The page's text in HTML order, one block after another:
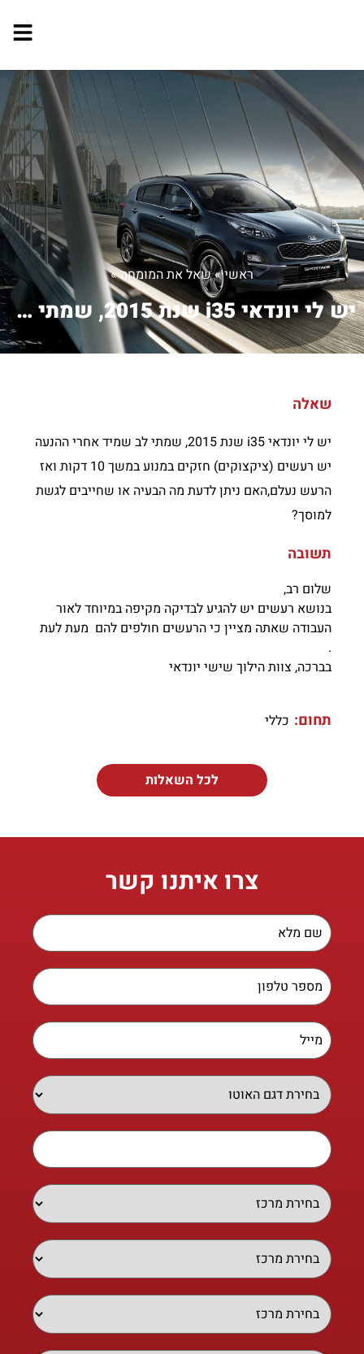
ראשי»שאל את המומחה»
יש לי יונדאי i35 שנת 2015, שמתי לב שמ...
שאלה
יש לי יונדאי i35 שנת 2015, שמתי לב שמיד אחרי ההנעה
יש רעשים (ציקצוקים) חזקים במנוע במשך 10 דקות ואז
הרעש נעלם,האם ניתן לדעת מה הבעיה או שחייבים לגשת
למוסך?
תשובה
שלום רב,
בנושא רעשים יש להגיע לבדיקה מקיפה במיוחד לאור
העבודה שאתה מציין כי הרעשים חולפים להם מעת לעת
.
בברכה, צוות הילוך שישי יונדאי
תחום: כללי
לכל השאלות
צרו איתנו קשר